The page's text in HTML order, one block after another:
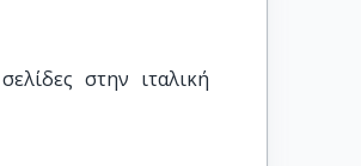
στην ιταλική